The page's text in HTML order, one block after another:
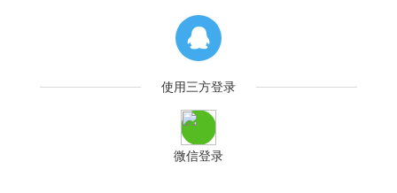
使用三方登录
微信登录